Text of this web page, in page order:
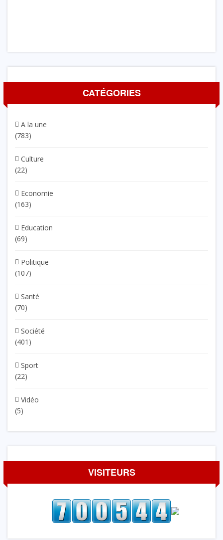
CATÉGORIES
A la une
(783)
Culture
(22)
Economie
(163)
Education
(69)
Politique
(107)
Santé
(70)
Société
(401)
Sport
(22)
Vidéo
(5)
VISITEURS